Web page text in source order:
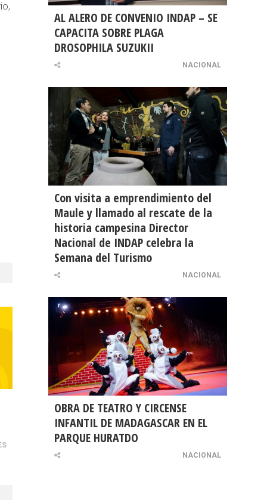
AL ALERO DE CONVENIO INDAP – SE
CAPACITA SOBRE PLAGA
DROSOPHILA SUZUKII
NACIONAL
Con visita a emprendimiento del
Maule y llamado al rescate de la
historia campesina Director
Nacional de INDAP celebra la
Semana del Turismo
NACIONAL
OBRA DE TEATRO Y CIRCENSE
INFANTIL DE MADAGASCAR EN EL
PARQUE HURATDO
NACIONAL